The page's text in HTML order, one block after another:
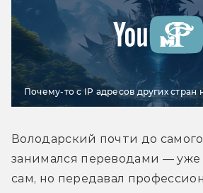
Почему-то с IP адресов других стран
Володарский почти до
занимался переводами — уже
сам, но передавал